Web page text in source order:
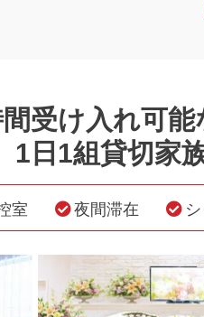
受け入れ可
1日1組貸切家
室 夜間滞在